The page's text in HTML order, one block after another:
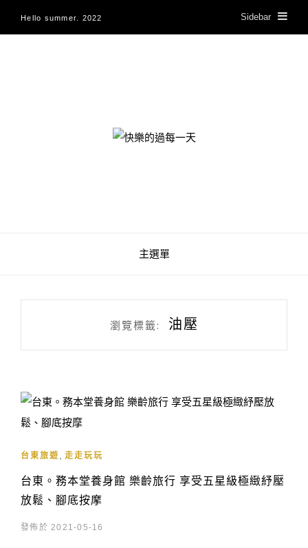
Hello summer. 2022 Sidebar
快樂的過每一天
主選單
瀏覽標籤: 油壓
台東旅遊 走走玩玩
台東。務本堂養身館 樂齡旅行 享受五星級極緻紓壓
放鬆、腳底按摩
發佈於 2021-05-16